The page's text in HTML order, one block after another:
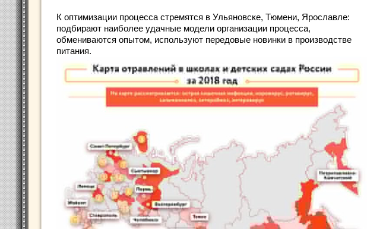
К оптимизации процесса стремятся в Ульяновске, Тюмени, Ярославле:
подбирают наиболее удачные модели организации процесса,
обмениваются опытом, используют передовые новинки в производстве
питания.